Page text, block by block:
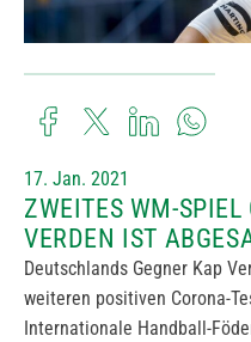
17. Jan. 2021
ZWEITES WM-SPIEL
VERDEN IST
Deutschlands Gegner Kap
weiteren positiven Corona-
Internationale Handball-